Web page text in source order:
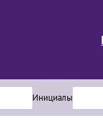
Инициалы